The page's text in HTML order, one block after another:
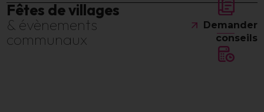
Fêtes de villages
& évènements
communaux
Demander
conseils